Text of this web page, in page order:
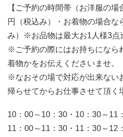
【ご予約の時間帯（お洋服の
円（税込み）・お着物の場合な
み）※お品物は最大お1人様3点
※ご予約の際にはお持ちになら
着物かをお伝えくださいませ。
※なおその場で対応が出来ない
帰らせてからお仕事させて頂く
10：00～10：30・10：30～11
11：00～11：30・11：30～12